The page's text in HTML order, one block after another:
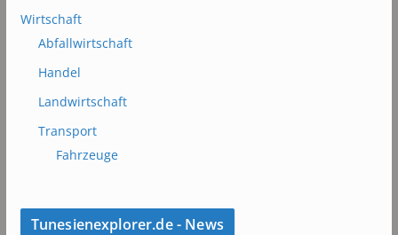
Wirtschaft
Abfallwirtschaft
Handel
Landwirtschaft
Transport
Fahrzeuge
Tunesienexplorer.de - News